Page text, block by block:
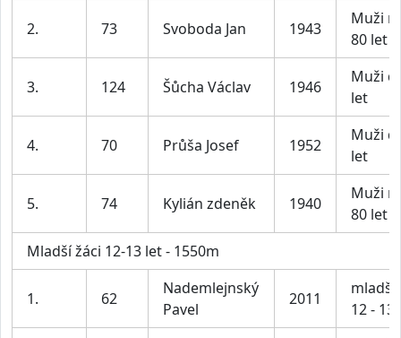
2. 73 Svoboda Jan 1943
Muži
80 let
3. 124 Šůcha Václav 1946
Muži
let
4. 70 Průša Josef 1952
Muži
let
5. 74 Kylián zdeněk 1940
Muži
80 let
Mladší žáci 12-13 let - 1550m
1. 62
Nademlejnský
Pavel
2011
mladší
12 - 13